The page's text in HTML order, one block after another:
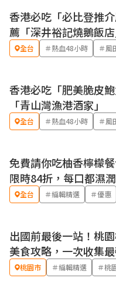
香港必吃「必比登推
薦「深井裕記燒鵝飯店
全台 ＃熱血48小時 ＃風
香港必吃「肥美脆皮
「青山灣漁港酒家」
全台 ＃熱血48小時 ＃風
優惠
免費請你吃柚香檸檬
限時84折，每口都濕
全台 ＃編輯精選 ＃優惠
出國前最後一站！桃
美食攻略，一次收集
桃園市 ＃編輯精選 ＃桃